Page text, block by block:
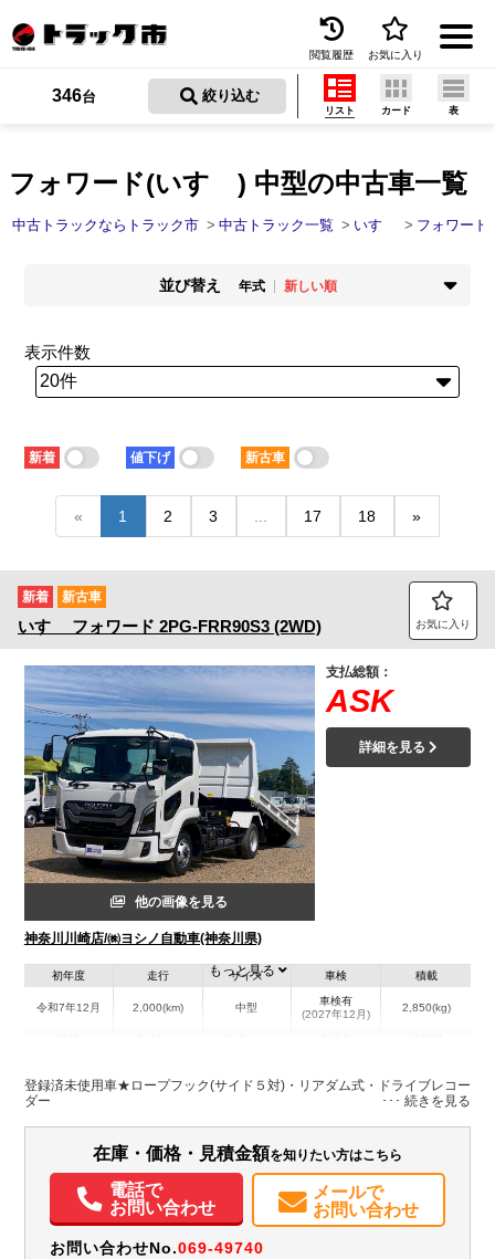
トラック買取
トラック市とは
保存した検索条件
トラック市FC会員専用ページはこちら
ログイン
閲覧履歴 お気に入り
フォワード(いすゞ) 中型の中古車一覧
346台 絞り込む
リスト カード 表
中古トラックならトラック市 中古トラック一覧 いすゞ フォワード
並び替え 年式
新しい順
新着順
走行距離
少ない順
多い順
価格
安い順
高い順
少ない順
多い順
短い順
表示件数
新着 値下げ 新古車
« 1 2 3 17 18 »
新着 新古車
いすゞ フォワード 2PG-FRR90S3 (2WD) お気に入り
他の画像を見る
神奈川川崎店/㈱ヨシノ自動車(神奈川県)
支払総額：
ASK
詳細を見る
初年度
令和7年12月
走行
2,000(km)
サイズ
中型
車検
車検有
(2027年12月)
積載
2,850(kg)
神奈川県
W:2,060
H:230
- －
装備情報
電動格納ミラー
ETC メンテナンスノート（保証書）
もっと見る
登録済未使用車★ロープフック(サイド５対)・リアダム式・ドライブレコー
ダー
在庫・価格・見積金額を知りたい方はこちら
電話で
お問い合わせ
メールで
お問い合わせ
お問い合わせNo.069-49740